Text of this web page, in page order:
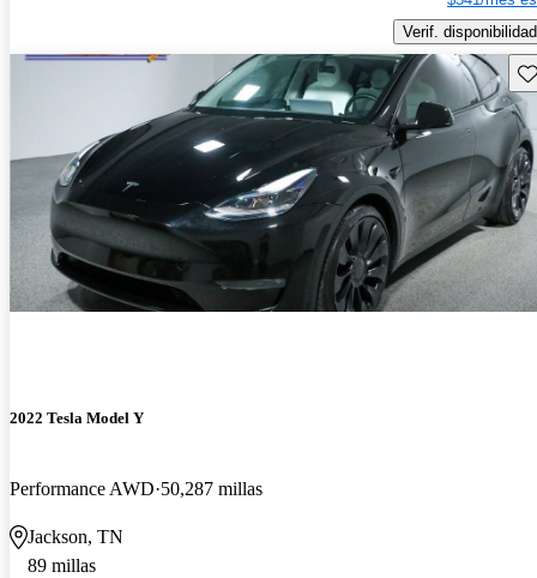
Verif. disponibilidad
2022 Tesla Model Y
Performance AWD 50,287 millas
Jackson, TN
89 millas